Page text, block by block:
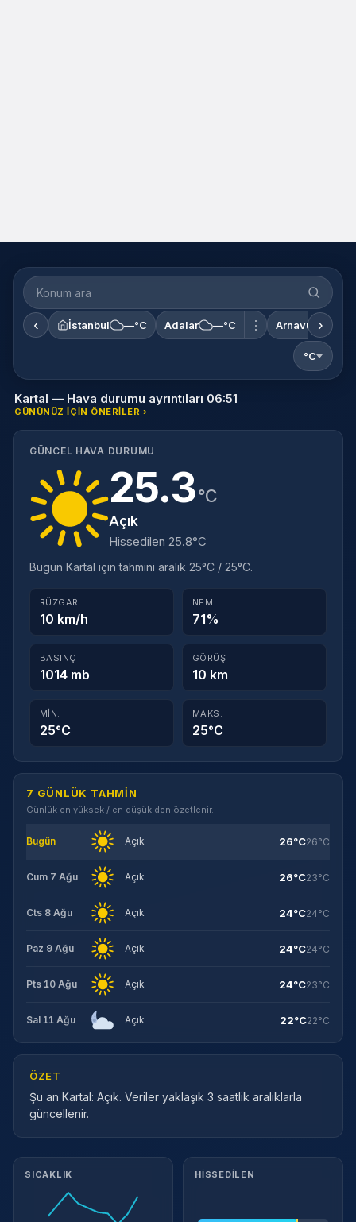
‹ İstanbul —°C Adalar —°C ⋮ Arnavutköy
›
°C
Kartal — Hava durumu ayrıntıları 06:51
GÜNÜNÜZ IÇIN ÖNERILER ›
GÜNCEL HAVA DURUMU
25.3°C
Açık
Hissedilen 25.8°C
Bugün Kartal için tahmini aralık 25°C / 25°C.
RÜZGAR
10 km/h
NEM
71%
BASINÇ
1014 mb
GÖRÜŞ
10 km
MIN.
25°C
MAKS.
25°C
7 GÜNLÜK TAHMIN
Günlük en yüksek / en düşük den özetlenir.
Bugün Açık 26°C26°C
Cum 7 Ağu Açık 26°C23°C
Cts 8 Ağu Açık 24°C24°C
Paz 9 Ağu Açık 24°C24°C
Pts 10 Ağu Açık 24°C23°C
Sal 11 Ağu Açık 22°C22°C
ÖZET
Şu an Kartal: Açık. Veriler yaklaşık 3 saatlik aralıklarla
güncellenir.
Meteorolojik ayrıntılar
SICAKLIK HISSEDILEN